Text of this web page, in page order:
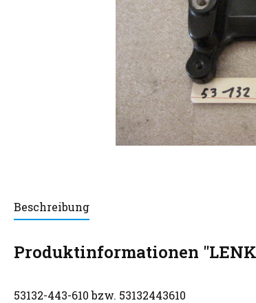
Beschreibung
Produktinformationen
53132-443-610 bzw. 53132443610